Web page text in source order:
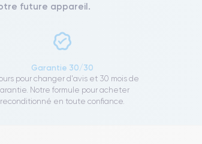
future appareil.
Garantie 30/30
pour changer d'avis et 30 mois de
Notre formule pour acheter
reconditionné en toute confiance.